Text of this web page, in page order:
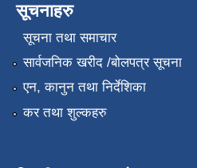
सूचनाहरु
सूचना तथा समाचार
सार्वजनिक खरीद /बोलपत्र सूचना
एन, कानुन तथा निर्देशिका
कर तथा शुल्कहरु